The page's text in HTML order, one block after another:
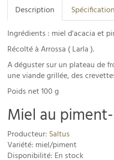
Description
Ingrédients : miel d'acacia et
Récolté à Arrossa ( Larla ).
A déguster sur un plateau de
une viande grillée, des
Poids net 100 g
Miel au
Producteur: Saltus
Variété: miel/piment
Disponibilité: En stock